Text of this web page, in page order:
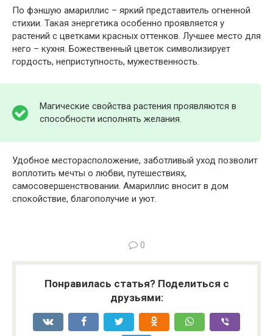
По фэншую амариллис – яркий представитель огненной
стихии. Такая энергетика особенно проявляется у
растений с цветками красных оттенков. Лучшее место для
него – кухня. Божественный цветок символизирует
гордость, неприступность, мужественность.
Магические свойства растения проявляются в
способности исполнять желания.
Удобное месторасположение, заботливый уход позволит
воплотить мечты о любви, путешествиях,
самосовершенствовании. Амариллис вносит в дом
спокойствие, благополучие и уют.
0
Понравилась статья? Поделиться с
друзьями: